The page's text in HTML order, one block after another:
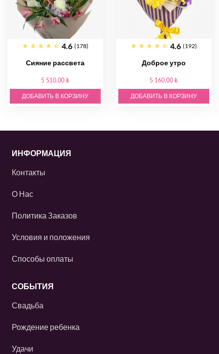
4.6 (178)
Сияние рассвета
5 510.00 ₺
ДОБАВИТЬ В КОРЗИНУ
4.6 (192)
Доброе утро
5 160.00 ₺
ДОБАВИТЬ В КОРЗИНУ
ИНФОРМАЦИЯ
Контакты
О Нас
Политика Заказов
Условия и положения
Способы оплаты
СОБЫТИЯ
Свадьба
Рождение ребенка
Удачи